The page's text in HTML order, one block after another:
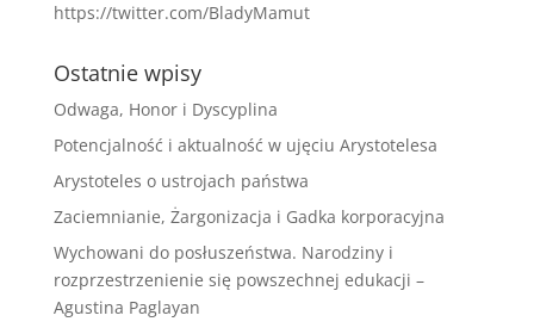
https://twitter.com/BladyMamut
Ostatnie wpisy
Odwaga, Honor i Dyscyplina
Potencjalność i aktualność w ujęciu Arystotelesa
Arystoteles o ustrojach państwa
Zaciemnianie, Żargonizacja i Gadka korporacyjna
Wychowani do posłuszeństwa. Narodziny i
rozprzestrzenienie się powszechnej edukacji –
Agustina Paglayan